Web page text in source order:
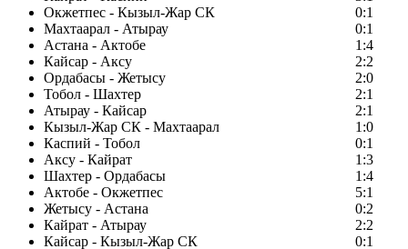
Окжетпес - Кызыл-Жар СК
0:1
Махтаарал - Атырау
0:1
Астана - Актобе
1:4
Кайсар - Аксу
2:2
Ордабасы - Жетысу
2:0
Тобол - Шахтер
2:1
Атырау - Кайсар
2:1
Кызыл-Жар СК - Махтаарал
1:0
Каспий - Тобол
0:1
Аксу - Кайрат
1:3
Шахтер - Ордабасы
1:4
Актобе - Окжетпес
5:1
Жетысу - Астана
0:2
Кайрат - Атырау
2:2
Кайсар - Кызыл-Жар СК
0:1